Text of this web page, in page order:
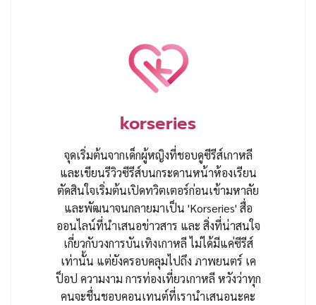
korseries
จุดเริ่มต้นจากเด็กผู้หญิงที่ชอบดูซีรีส์เกาหลี
และเขียนรีวิวซีรีส์บนกระดานหน้าห้องเรียน
ตัดสินใจเริ่มต้นเปิดทวิตเตอร์ก่อนเข้ามหาลัย
และพัฒนาจนกลายมาเป็น 'Korseries' สื่อ
ออนไลน์ที่นำเสนอข่าวสาร และ สิ่งที่น่าสนใจ
เกี่ยวกับวงการบันเทิงเกาหลี ไม่ได้มีแค่ซีรีส์
เท่านั้น แต่ยังครอบคลุมไปถึง ภาพยนตร์ เค
ป็อป ความงาม การท่องเที่ยวเกาหลี หวังว่าทุก
คนจะชื่นชอบคอนเทนต์ที่เรานำเสนอนะคะ